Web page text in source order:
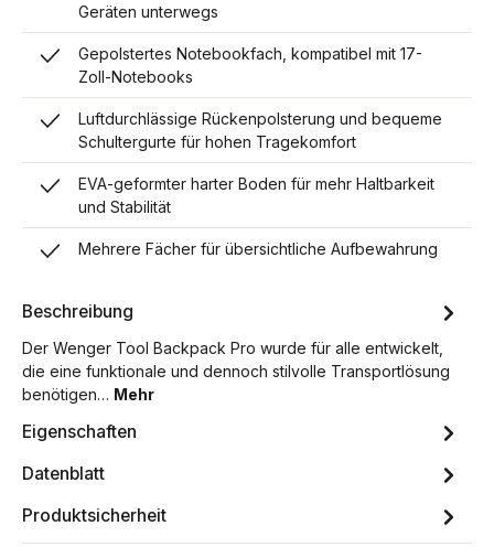
Geräten unterwegs
Gepolstertes Notebookfach, kompatibel mit 17-
Zoll-Notebooks
Luftdurchlässige Rückenpolsterung und bequeme
Schultergurte für hohen Tragekomfort
EVA-geformter harter Boden für mehr Haltbarkeit
und Stabilität
Mehrere Fächer für übersichtliche Aufbewahrung
Beschreibung
Der Wenger Tool Backpack Pro wurde für alle entwickelt,
die eine funktionale und dennoch stilvolle Transportlösung
benötigen… Mehr
Eigenschaften
Datenblatt
Produktsicherheit